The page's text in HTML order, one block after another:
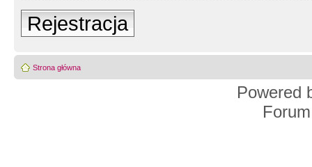
Rejestracja
Strona główna
Powered